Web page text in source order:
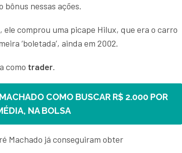
bônus nessas ações.
ele comprou uma picape Hilux, que era o carro
‘boletada’, ainda em 2002.
como trader.
COMO BUSCAR R$ 2.000 POR
NA BOLSA
Machado já conseguiram obter